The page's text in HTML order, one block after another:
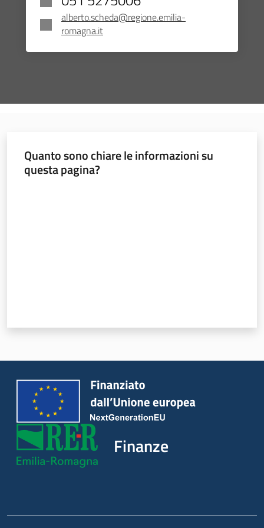
alberto.scheda@regione.emilia-
romagna.it
Quanto sono chiare le informazioni su
questa pagina?
Finanze